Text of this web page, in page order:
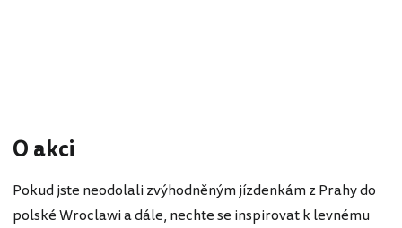
O akci
Pokud jste neodolali zvýhodněným jízdenkám z Prahy do
polské Wroclawi a dále, nechte se inspirovat k levnému